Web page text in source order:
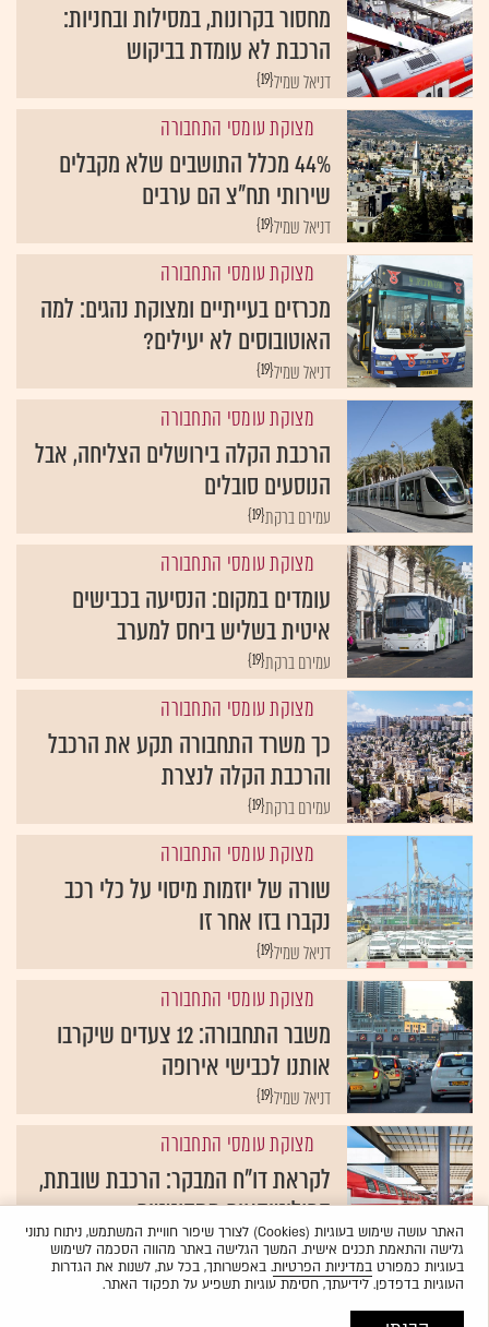
מחסור בקרונות, במסילות ובחניות:
הרכבת לא עומדת בביקוש
{19}דניאל שמיל
מצוקת עומסי התחבורה
44% מכלל התושבים שלא מקבלים
שירותי תח"צ הם ערבים
{19}דניאל שמיל
מצוקת עומסי התחבורה
מכרזים בעייתיים ומצוקת נהגים: למה
האוטובוסים לא יעילים?
{19}דניאל שמיל
מצוקת עומסי התחבורה
הרכבת הקלה בירושלים הצליחה, אבל
הנוסעים סובלים
{19}עמירם ברקת
מצוקת עומסי התחבורה
עומדים במקום: הנסיעה בכבישים
איטית בשליש ביחס למערב
{19}עמירם ברקת
מצוקת עומסי התחבורה
כך משרד התחבורה תקע את הרכבל
והרכבת הקלה לנצרת
{19}עמירם ברקת
מצוקת עומסי התחבורה
שורה של יוזמות מיסוי על כלי רכב
נקברו בזו אחר זו
{19}דניאל שמיל
מצוקת עומסי התחבורה
משבר התחבורה: 12 צעדים שיקרבו
אותנו לכבישי אירופה
{19}דניאל שמיל
מצוקת עומסי התחבורה
לקראת דו"ח המבקר: הרכבת שובתת,
הפוליטיקאים מתקוטטים
{19}דניאל שמיל, טל שניידר ועמירם ברקת
האתר עושה שימוש בעוגיות (Cookies) לצורך שיפור חוויית המשתמש, ניתוח נתוני
גלישה והתאמת תכנים אישית. המשך הגלישה באתר מהווה הסכמה לשימוש
בעוגיות כמפורטבמדיניות הפרטיות. באפשרותך, בכל עת, לשנות את הגדרות
העוגיות בדפדפן. לידיעתך, חסימת עוגיות תשפיע על תפקוד האתר.